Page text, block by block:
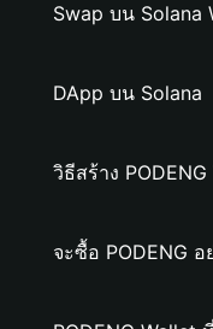
Swap บน Solana
DApp บน Solana
วิธีสร้าง
จะซื้อ PODENG อ